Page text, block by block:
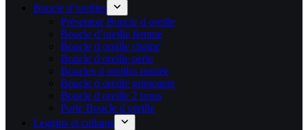
Boucle d’oreilles
Présentoir Boucle d oreille
Boucle d’oreille femme
Boucle d oreille chaine
Boucle d oreille perle
Boucles d oreilles mariée
Boucle d oreille grimpante
Boucle d oreille 2 trous
Porte Boucle d oreille
Leggins et collants